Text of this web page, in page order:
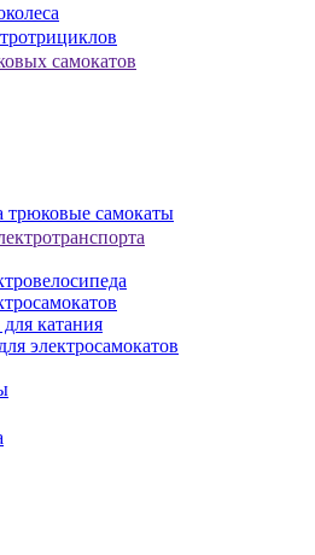
самокатов
трюковые самокаты
катания
электросамокатов